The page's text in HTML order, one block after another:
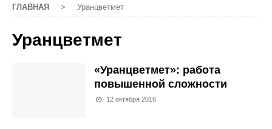
ГЛАВНАЯ > Уранцветмет
Уранцветмет
«Уранцветмет»: работа
повышенной сложности
12 октября 2016